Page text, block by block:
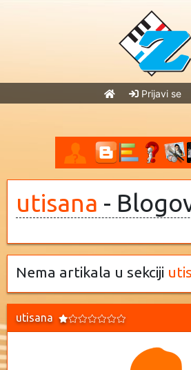
Prijavi se
utisana -
Nema artikala u sekciji
utisana